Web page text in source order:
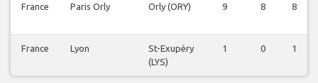
France Paris Orly Orly (ORY) 9 8 8
France Lyon
St-Exupéry
(LYS)
1 0 1